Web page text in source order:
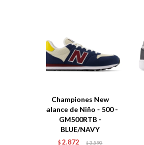
Championes New
Balance de Niño - 500 -
GM500RTB -
BLUE/NAVY
$ 2.872 $ 3.590